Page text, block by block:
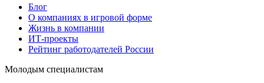
Блог
О компаниях в игровой форме
Жизнь в компании
ИТ-проекты
Рейтинг работодателей России
Молодым специалистам